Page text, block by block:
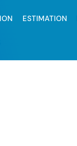
ESTIMATION